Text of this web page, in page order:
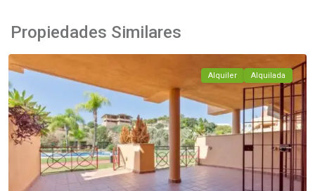
Propiedades Similares
Marbella
Marbella
Alquiler Alquilada